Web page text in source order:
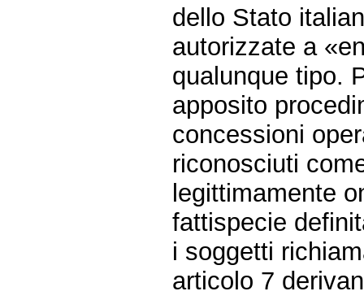
dello Stato
autorizzate a
qualunque tipo.
apposito
concessioni
riconosciuti
legittimamente
fattispecie
i soggetti
articolo 7